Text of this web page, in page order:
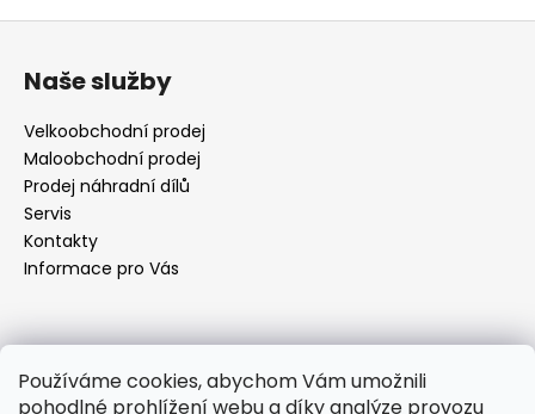
Používáme cookies, abychom Vám umožnili
pohodlné prohlížení webu a díky analýze provozu
Naše služby
Velkoobchodní prodej
Maloobchodní prodej
Prodej náhradní dílů
Servis
Kontakty
Informace pro Vás